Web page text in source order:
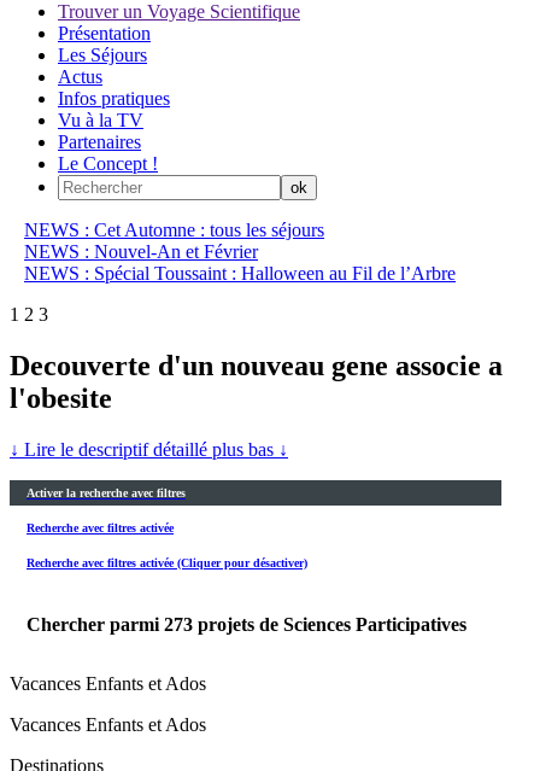
Trouver un Voyage Scientifique
Présentation
Les Séjours
Actus
Infos pratiques
Vu à la TV
Partenaires
Le Concept !
NEWS : Cet Automne : tous les séjours
NEWS : Nouvel-An et Février
NEWS : Spécial Toussaint : Halloween au Fil de l’Arbre
1 2 3
Decouverte d'un nouveau gene associe a
l'obesite
↓ Lire le descriptif détaillé plus bas ↓
Activer la recherche avec filtres
Recherche avec filtres activée
Recherche avec filtres activée (Cliquer pour désactiver)
Chercher parmi 273 projets de Sciences Participatives
Vacances Enfants et Ados
Vacances Enfants et Ados
Destinations